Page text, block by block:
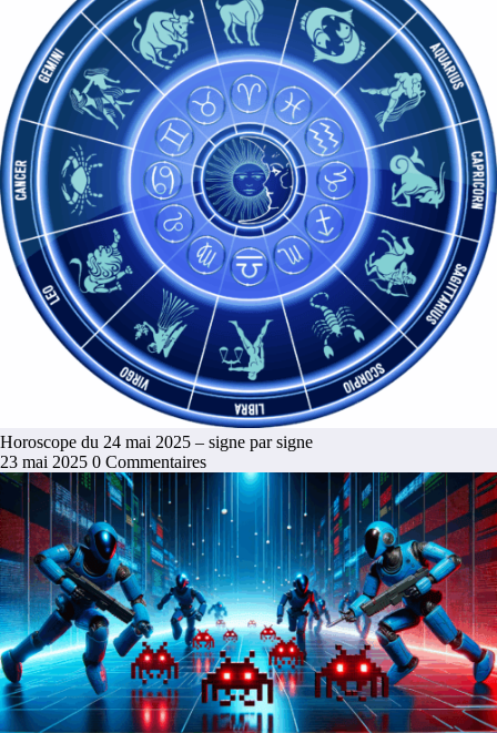
Horoscope du 24 mai 2025 – signe par signe
23 mai 2025 0 Commentaires